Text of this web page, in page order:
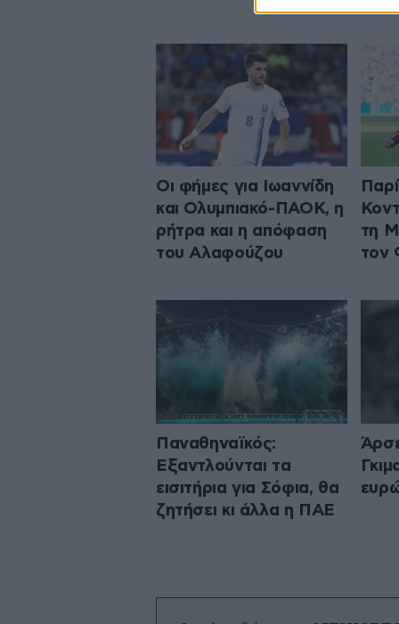
Οι φήμες για Ιωαννίδη
και Ολυμπιακό-ΠΑΟΚ, η
ρήτρα και η απόφαση
του Αλαφούζου
τη
τον
Παναθηναϊκός:
Εξαντλούνται τα
εισιτήρια για Σόφια, θα
ζητήσει κι άλλα η ΠΑΕ